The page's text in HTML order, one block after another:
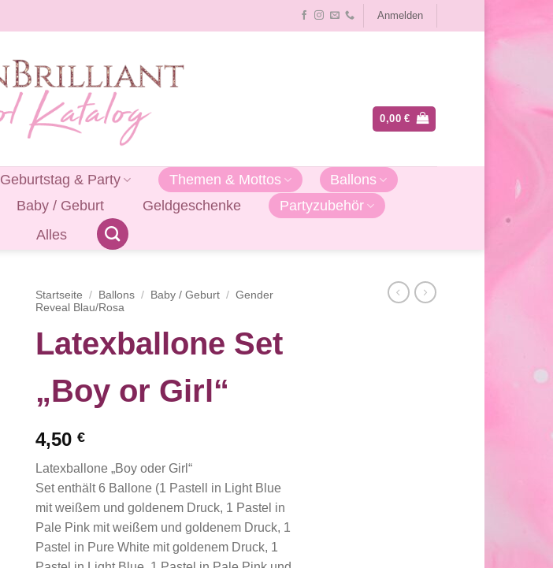
Anmelden
0,00€
Geburtstag & Party Themen & Mottos
Ballons
Baby / Geburt Geldgeschenke
Partyzubehör
Alles
Startseite / Ballons / Baby / Geburt / Gender
Reveal Blau/Rosa
Latexballone Set
„Boy or Girl“
4,50 €
Latexballone „Boy oder Girl“
Set enthält 6 Ballone (1 Pastell in Light Blue
mit weißem und goldenem Druck, 1 Pastel in
Pale Pink mit weißem und goldenem Druck, 1
Pastel in Pure White mit goldenem Druck, 1